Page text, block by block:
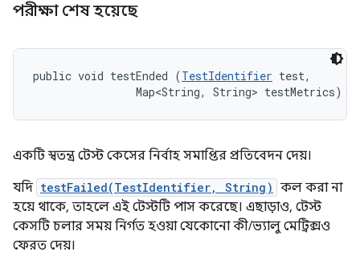
পরীক্ষা শেষ হয়েছে
public void testEnded (TestIdentifier test,
                Map<String, String> testMetrics)
একটি স্বতন্ত্র টেস্ট কেসের নির্বাহ সমাপ্তির প্রতিবেদন দেয়।
যদি testFailed(TestIdentifier, String) কল করা না
হয়ে থাকে, তাহলে এই টেস্টটি পাস করেছে। এছাড়াও, টেস্ট
কেসটি চলার সময় নির্গত হওয়া যেকোনো কী/ভ্যালু মেট্রিক্সও
ফেরত দেয়।